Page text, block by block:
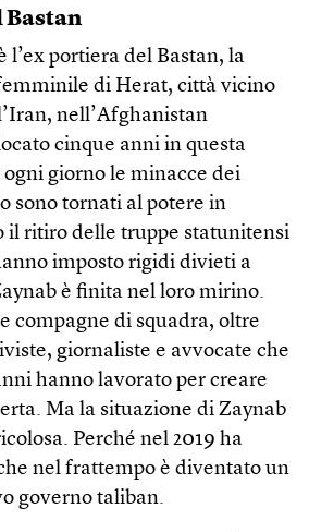
Bastan
l’ex portiera del Bastan, la
di Herat, città vicino
nell’Afghanistan
cinque anni in questa
giorno le minacce dei
sono tornati al potere in
il ritiro delle truppe statunitensi
imposto rigidi divieti a
è finita nel loro mirino.
compagne di squadra, oltre
giornaliste e avvocate che
hanno lavorato per creare
Ma la situazione di Zaynab
Perché nel 2019 ha
nel frattempo è diventato un
governo taliban.